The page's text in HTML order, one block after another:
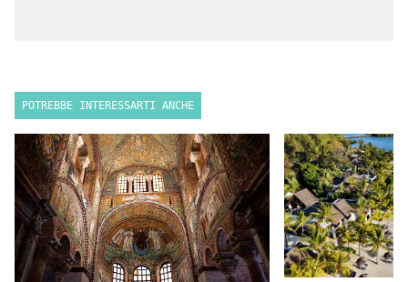
POTREBBE INTERESSARTI ANCHE